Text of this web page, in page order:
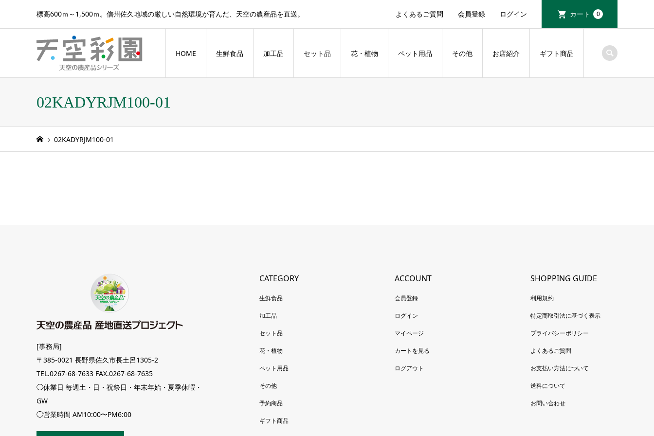
標高600ｍ～1,500ｍ。信州佐久地域の厳しい自然環境が育んだ、天空の農産品を直送。 よくあるご質問 会員登録 ログイン カート 0
HOME 生鮮食品 加工品 セット品 花・植物 ペット用品 その他 お店紹介 ギフト商品
02KADYRJM100-01
02KADYRJM100-01
[事務局]
〒385-0021 長野県佐久市長土呂1305-2
TEL.0267-68-7633 FAX.0267-68-7635
◯休業日 毎週土・日・祝祭日・年末年始・夏季休暇・
GW
◯営業時間 AM10:00〜PM6:00
CATEGORY
生鮮食品
加工品
セット品
花・植物
ペット用品
その他
予約商品
ギフト商品
ACCOUNT
会員登録
ログイン
マイページ
カートを見る
ログアウト
SHOPPING GUIDE
利用規約
特定商取引法に基づく表示
プライバシーポリシー
よくあるご質問
お支払い方法について
送料について
お問い合わせ